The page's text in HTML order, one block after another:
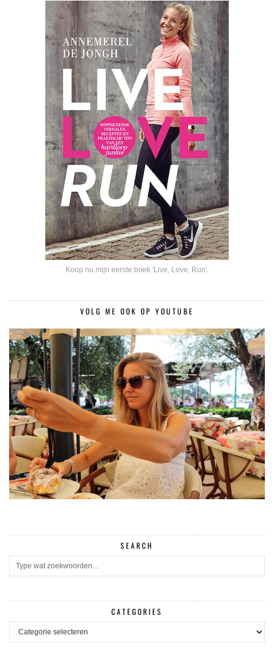
Koop nu mijn eerste boek 'Live, Love, Run'.
VOLG ME OOK OP YOUTUBE
SEARCH
CATEGORIES
CATEGORIES